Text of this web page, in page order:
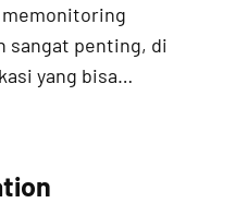
sangat penting, di
yang bisa…